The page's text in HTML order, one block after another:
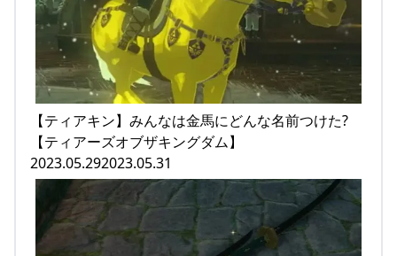
【ティアキン】みんなは金馬にどんな名前つけた?
【ティアーズオブザキングダム】
2023.05.292023.05.31